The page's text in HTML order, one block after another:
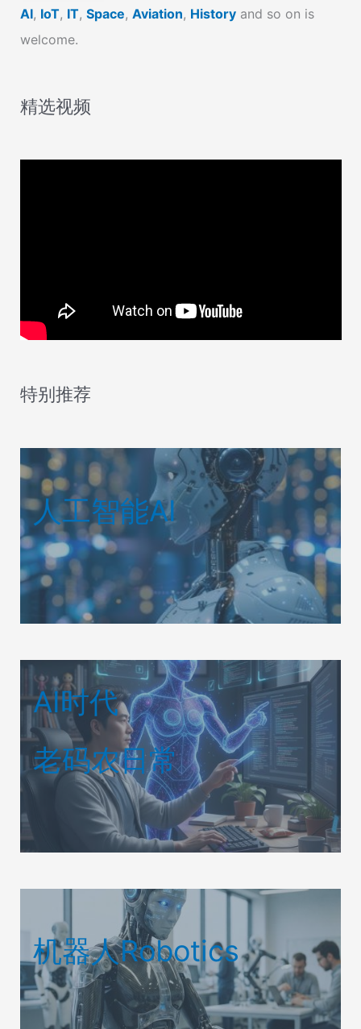
AI, IoT, IT, Space, Aviation, History and so on is
welcome.
精选视频
特别推荐
人工智能AI
AI时代
老码农日常
机器人Robotics